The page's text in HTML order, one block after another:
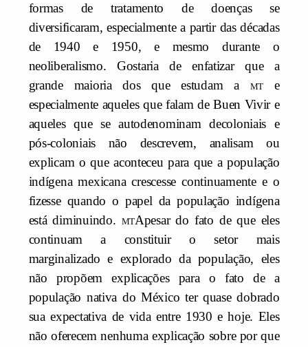
formas de tratamento de doenças se
diversificaram, especialmente a partir das décadas
de 1940 e 1950, e mesmo durante o
neoliberalismo. Gostaria de enfatizar que a
grande maioria dos que estudam a mt e
especialmente aqueles que falam de Buen Vivir e
aqueles que se autodenominam decoloniais e
pós-coloniais não descrevem, analisam ou
explicam o que aconteceu para que a população
indígena mexicana crescesse continuamente e o
fizesse quando o papel da população indígena
está diminuindo. mtApesar do fato de que eles
continuam a constituir o setor mais
marginalizado e explorado da população, eles
não propõem explicações para o fato de a
população nativa do México ter quase dobrado
sua expectativa de vida entre 1930 e hoje. Eles
não oferecem nenhuma explicação sobre por que